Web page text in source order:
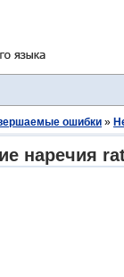
ошибки »
наречия